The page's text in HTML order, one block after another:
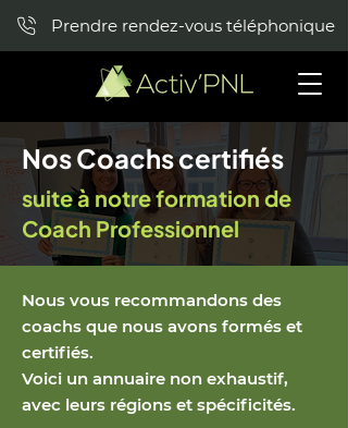
Prendre rendez-vous téléphonique
Nos Coachs certifiés
suite à notre formation de
Coach Professionnel
Nous vous recommandons des
coachs que nous avons formés et
certifiés.
Voici un annuaire non exhaustif,
avec leurs régions et spécificités.